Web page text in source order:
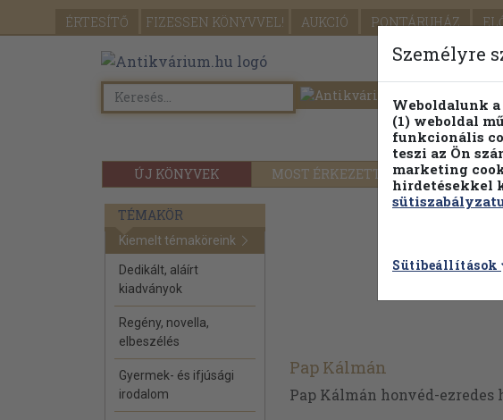
ÉRTESÍTŐ FIZESSEN KÖNYVVEL! AUKCIÓ PONTÁRUHÁZ
ÚJ KÖNYVEK MOST ÉRKEZETT
TÉMAKÖR
Kiemelt témaköreink
Dedikált, aláírt
kiadványok
Regény, novella,
elbeszélés
Gyermek- és ifjúsági
irodalom
Pap Kálmán
Pap Kálmán honvéd-ezredes
Személyre
Weboldalunk
(1) weboldal
funkcionális
teszi az Ön
marketing
hirdetésekkel
Sütibeállítások